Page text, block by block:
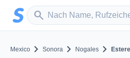
Zum Hauptinhalt springen
search
Sender suchen
Mexico chevron_right Sonora chevron_right Nogales chevron_right